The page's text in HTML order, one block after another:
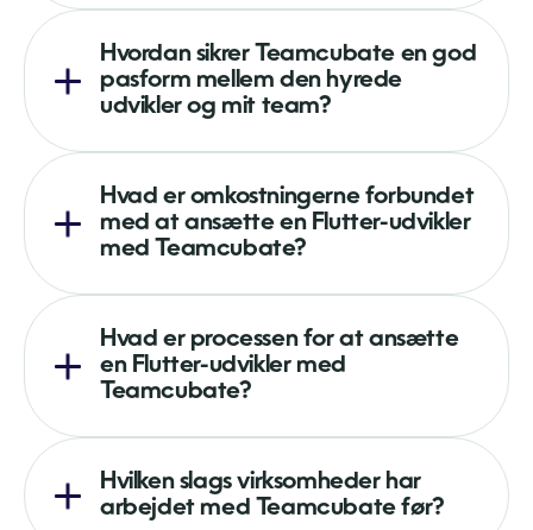
Hvordan sikrer Teamcubate en god
pasform mellem den hyrede
udvikler og mit team?
Hvad er omkostningerne forbundet
med at ansætte en Flutter-udvikler
med Teamcubate?
Hvad er processen for at ansætte
en Flutter-udvikler med
Teamcubate?
Hvilken slags virksomheder har
arbejdet med Teamcubate før?